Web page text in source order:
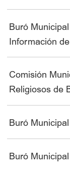
Buró
Información
Comisión
Religiosos de
Buró
Buró